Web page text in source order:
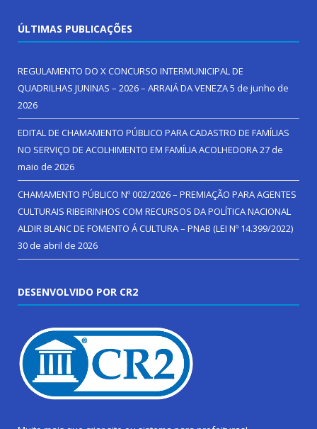
ÚLTIMAS PUBLICAÇÕES
REGULAMENTO DO X CONCURSO INTERMUNICIPAL DE
QUADRILHAS JUNINAS – 2026 – ARRAIÁ DA VENEZA5 de junho de
2026
EDITAL DE CHAMAMENTO PÚBLICO PARA CADASTRO DE FAMÍLIAS
NO SERVIÇO DE ACOLHIMENTO EM FAMÍLIA ACOLHEDORA27 de
maio de 2026
CHAMAMENTO PÚBLICO Nº 002/2026 – PREMIAÇÃO PARA AGENTES
CULTURAIS RIBEIRINHOS COM RECURSOS DA POLÍTICA NACIONAL
ALDIR BLANC DE FOMENTO Á CULTURA – PNAB (LEI Nº 14.399/2022)
30 de abril de 2026
DESENVOLVIDO POR CR2